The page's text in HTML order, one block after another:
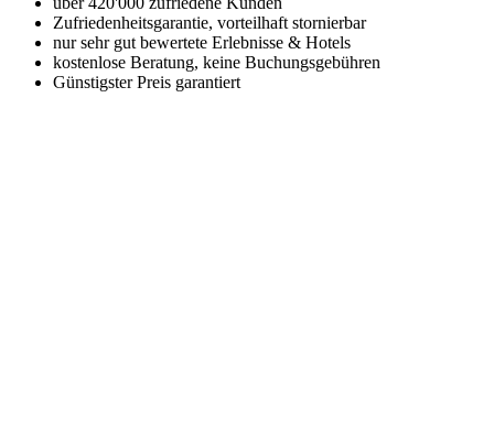
Zufriedenheitsgarantie, vorteilhaft stornierbar
nur sehr gut bewertete Erlebnisse & Hotels
kostenlose Beratung, keine Buchungsgebühren
Günstigster Preis garantiert